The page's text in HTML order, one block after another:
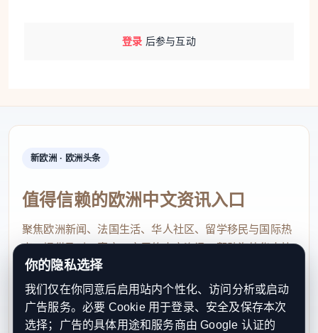
登录 后参与互动
新欧洲 · 欧洲头条
值得信赖的欧洲中文资讯入口
聚焦欧洲新闻、法国生活、华人社区、留学移民与国际热
点，提供及时、真实、实用的中文资讯，帮助海外华人快
速了解欧洲动态。
contact@xinouzhou.com
服务支持、版权与合作：工作日优先处理站务、投稿与权
你的隐私选择
我们仅在你同意后启用站内个性化、访问分析或启动
广告服务。必要 Cookie 用于登录、安全及保存本次
选择；广告的具体用途和服务商由 Google 认证的